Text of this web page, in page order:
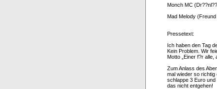
Monch MC
Mad Melody
Pressetext:
Ich haben den Tag
Kein Problem. Wir
Motto „Einer f?r alle,
Zum Anlass des
mal wieder so richtig
schlappe 3 Euro
das nicht entgehen!